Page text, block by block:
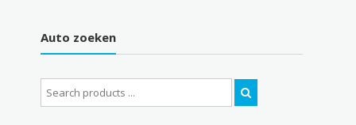
Auto zoeken
Search
for: